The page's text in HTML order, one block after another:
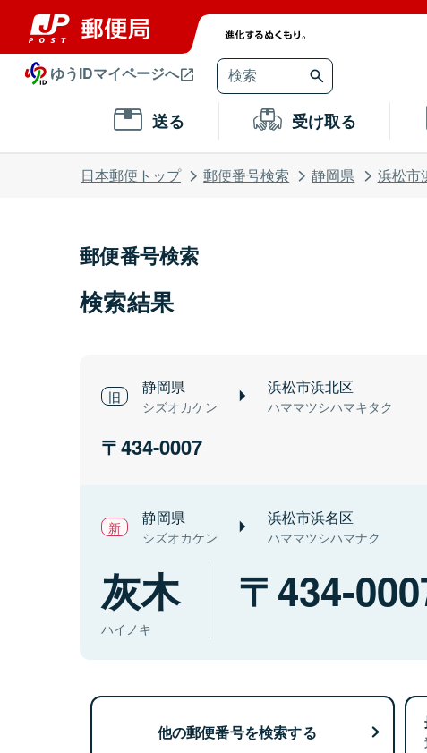
ゆうIDマイページへ
送る 受け取る
日本郵便トップ 郵便番号検索 静岡県 浜松市
郵便番号検索
検索結果
静岡県
シズオカケン
浜松市浜北区
ハママツシハマキタク
434-0007
静岡県
シズオカケン
浜松市浜名区
ハママツシハマナク
灰木
ハイノキ
434-
他の郵便番号を検索する